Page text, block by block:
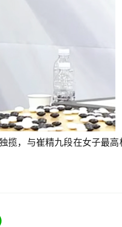
揽，与崔精九段在女子最